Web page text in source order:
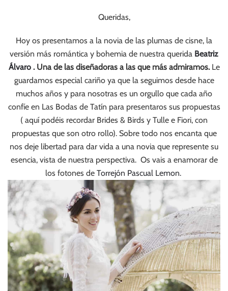
Queridas,
Hoy os presentamos a la novia de las plumas de cisne, la
versión más romántica y bohemia de nuestra querida Beatriz
Álvaro. Una de las diseñadoras a las que más admiramos.Le
guardamos especial cariño ya que la seguimos desde hace
muchos años y para nosotras es un orgullo que cada año
confíe en Las Bodas de Tatín para presentaros sus propuestas
( aquí podéis recordar Brides & Birds y Tulle e Fiori, con
propuestas que son otro rollo). Sobre todo nos encanta que
nos deje libertad para dar vida a una novia que represente su
esencia, vista de nuestra perspectiva. Os vais a enamorar de
los fotones de Torrejón Pascual Lemon.